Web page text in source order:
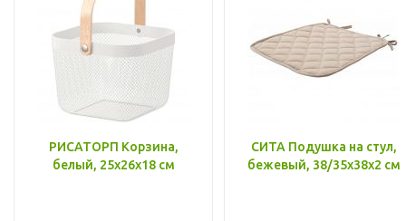
РИСАТОРП Корзина,
белый, 25x26x18 см
СИТА Подушка на стул,
бежевый, 38/35x38x2 см